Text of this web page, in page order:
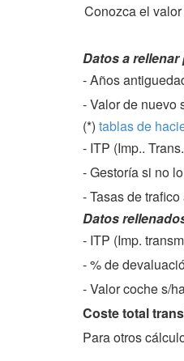
Conozca el
Datos a
- Años
- Valor de nuevo
(*) tablas de
- ITP (Imp..
- Gestoría si no
-Tasas de
Datos
- ITP (Imp.
- % de
- Valor coche s/
Coste total
Para otros